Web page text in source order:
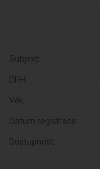
Subjekt:
DPH:
Věk:
Datum registrace:
Dostupnost: